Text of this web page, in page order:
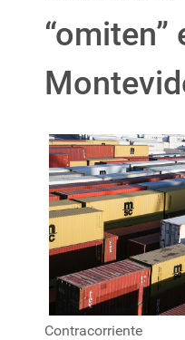
“omiten”
Contracorriente